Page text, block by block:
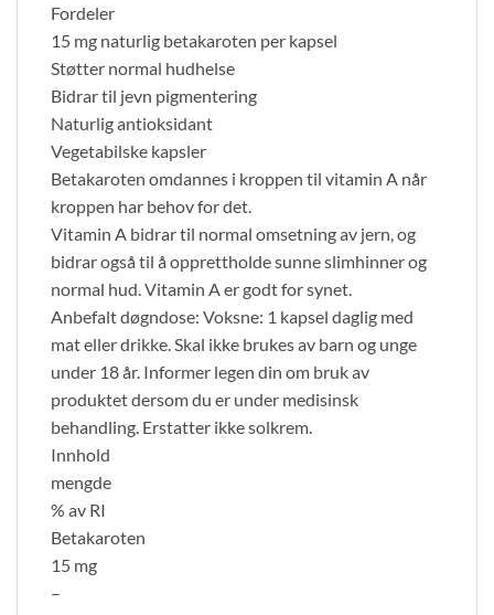
Fordeler
15 mg naturlig betakaroten per kapsel
Støtter normal hudhelse
Bidrar til jevn pigmentering
Naturlig antioksidant
Vegetabilske kapsler
Betakaroten omdannes i kroppen til vitamin A når
kroppen har behov for det.
Vitamin A bidrar til normal omsetning av jern, og
bidrar også til å opprettholde sunne slimhinner og
normal hud. Vitamin A er godt for synet.
Anbefalt døgndose: Voksne: 1 kapsel daglig med
mat eller drikke. Skal ikke brukes av barn og unge
under 18 år. Informer legen din om bruk av
produktet dersom du er under medisinsk
behandling. Erstatter ikke solkrem.
Innhold
mengde
% av RI
Betakaroten
15 mg
–